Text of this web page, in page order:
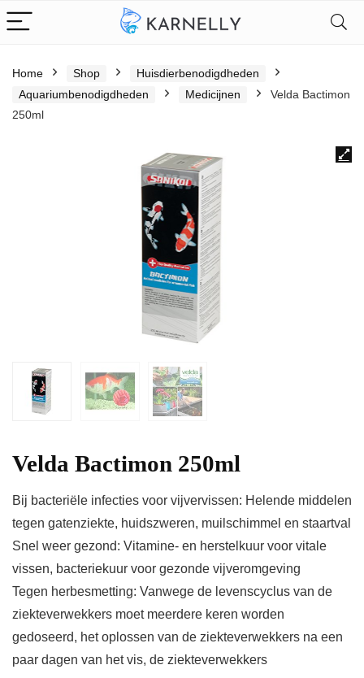
Home Shop
Huisdierbenodigdheden
Aquariumbenodigdheden
Medicijnen
Velda Bactimon
250ml
Velda Bactimon 250ml
Bij bacteriële infecties voor vijvervissen: Helende middelen
tegen gatenziekte, huidszweren, muilschimmel en staartval
Snel weer gezond: Vitamine- en herstelkuur voor vitale
vissen, bacteriekuur voor gezonde vijveromgeving
Tegen herbesmetting: Vanwege de levenscyclus van de
ziekteverwekkers moet meerdere keren worden
gedoseerd, het oplossen van de ziekteverwekkers na een
paar dagen van het vis, de ziekteverwekkers